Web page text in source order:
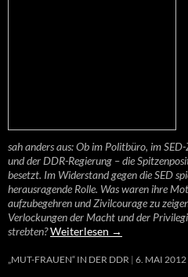
sah anders aus: Ob im Politbüro, im
und der DDR-Regierung – die
besetzt. Im Widerstand gegen die SED
herausragende Rolle. Was waren ihre
aufzubegehren und Zivilcourage zu
Verlockungen der Macht und der
strebten?Weiterlesen →
„MUT-FRAUEN“ IN DER DDR 6. MAI 2012